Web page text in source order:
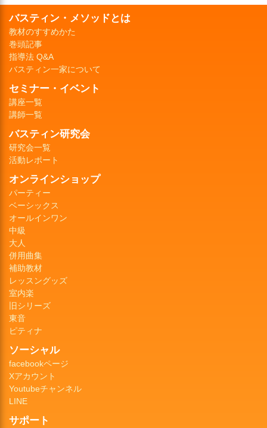
バスティン・メソッドとは
教材のすすめかた
巻頭記事
指導法 Q&A
バスティン一家について
セミナー・イベント
講座一覧
講師一覧
バスティン研究会
研究会一覧
活動レポート
オンラインショップ
パーティー
ベーシックス
オールインワン
中級
大人
併用曲集
補助教材
レッスングッズ
室内楽
旧シリーズ
東音
ピティナ
ソーシャル
facebookページ
Xアカウント
Youtubeチャンネル
LINE
サポート